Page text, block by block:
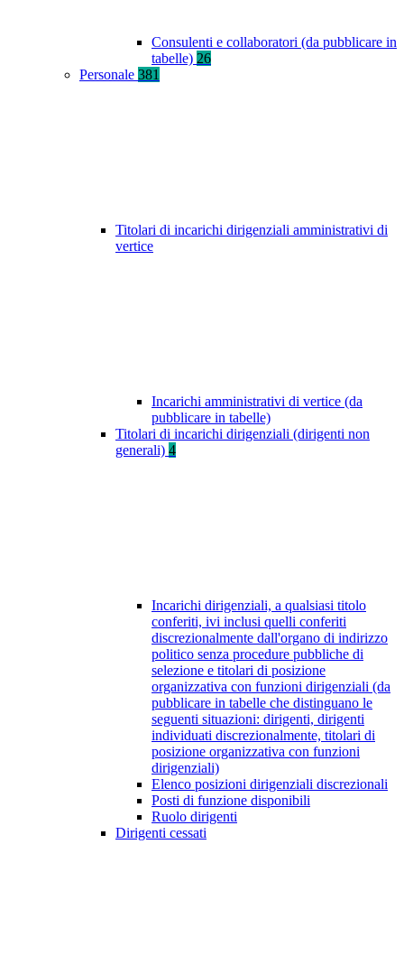
Consulenti e collaboratori (da pubblicare in
tabelle) 26
Personale 381
Titolari di incarichi dirigenziali amministrativi di
vertice
Incarichi amministrativi di vertice (da
pubblicare in tabelle)
Titolari di incarichi dirigenziali (dirigenti non
generali) 4
Incarichi dirigenziali, a qualsiasi titolo
conferiti, ivi inclusi quelli conferiti
discrezionalmente dall'organo di indirizzo
politico senza procedure pubbliche di
selezione e titolari di posizione
organizzativa con funzioni dirigenziali (da
pubblicare in tabelle che distinguano le
seguenti situazioni: dirigenti, dirigenti
individuati discrezionalmente, titolari di
posizione organizzativa con funzioni
dirigenziali)
Elenco posizioni dirigenziali discrezionali
Posti di funzione disponibili
Ruolo dirigenti
Dirigenti cessati